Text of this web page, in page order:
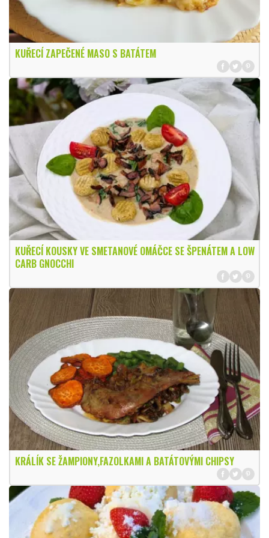
KUŘECÍ ZAPEČENÉ MASO S BATÁTEM
KUŘECÍ KOUSKY VE SMETANOVÉ OMÁČCE SE ŠPENÁTEM A LOW
CARB GNOCCHI
KRÁLÍK SE ŽAMPIONY,FAZOLKAMI A BATÁTOVÝMI CHIPSY